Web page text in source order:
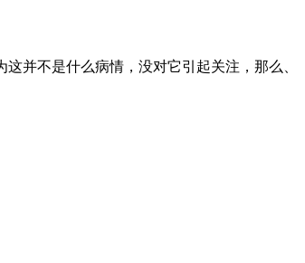
并不是什么病情，没对它引起关注，那么、